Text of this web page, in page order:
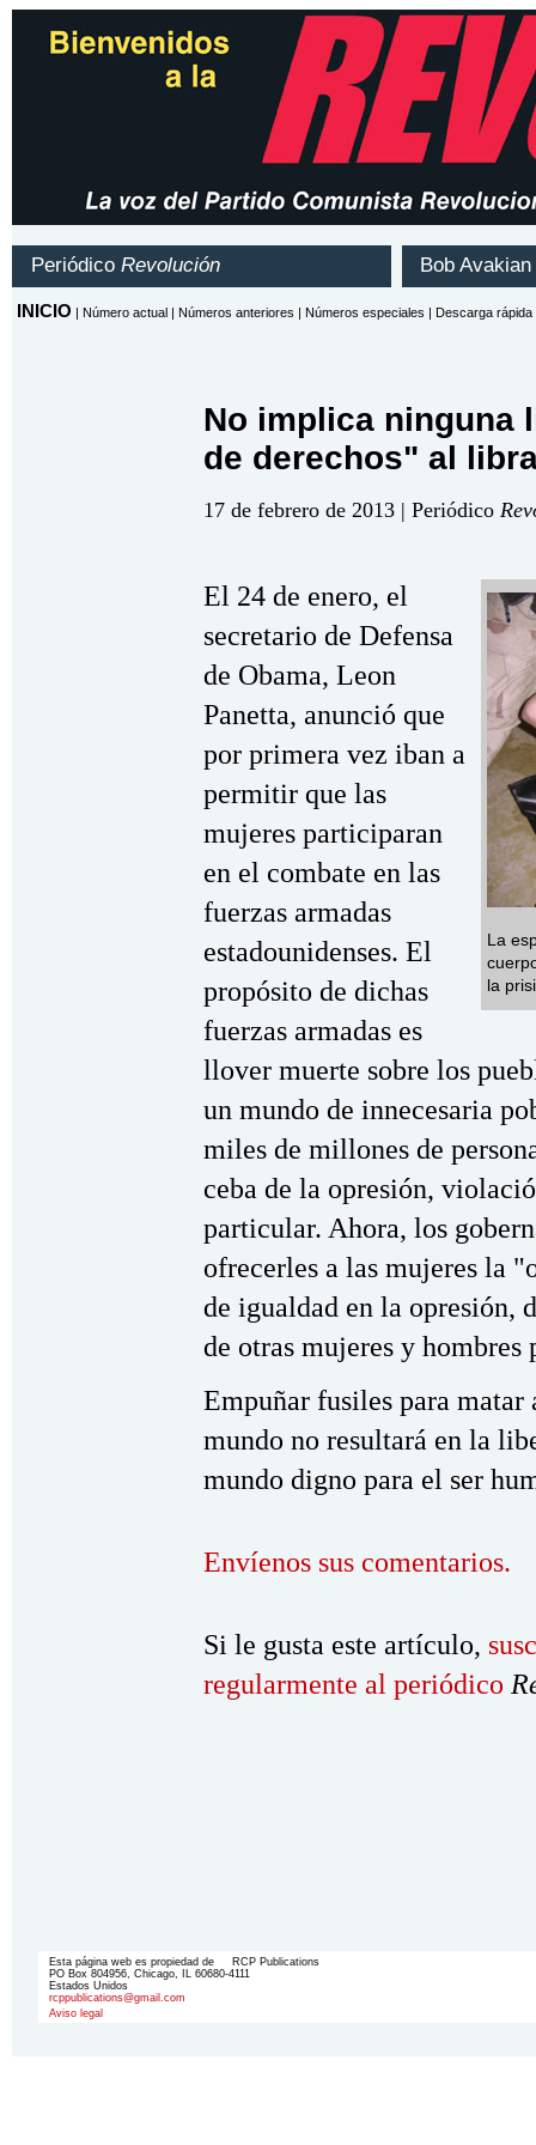
No implica ninguna
de derechos" al
17 de febrero de 2013 | Periódico
La
la
El 24 de enero, el
secretario de Defensa
de Obama, Leon
Panetta, anunció que
por primera vez iban a
permitir que las
mujeres participaran
en el combate en las
fuerzas armadas
estadounidenses. El
propósito de dichas
fuerzas armadas es
llover muerte sobre los
un mundo de innecesaria
miles de millones de
ceba de la opresión,
particular. Ahora, los
ofrecerles a las mujeres la
de igualdad en la opresión,
de otras mujeres y hombres
Empuñar fusiles para
mundo no resultará en la
mundo digno para el ser
Envíenos sus comentarios.
Si le gusta este artículo,
regularmente al periódico